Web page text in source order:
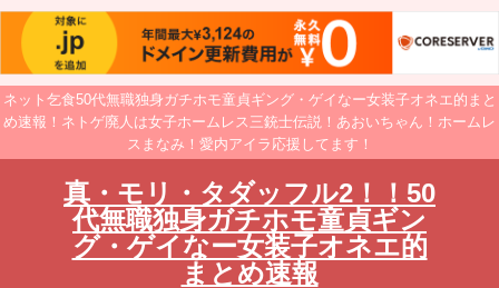
ネット乞食50代無職独身ガチホモ童貞ギング・ゲイなー女装子オネエ的まと
め速報！ネトゲ廃人は女子ホームレス三銃士伝説！あおいちゃん！ホームレ
スまなみ！愛内アイラ応援してます！
真・モリ・タダッフル2！！50
代無職独身ガチホモ童貞ギン
グ・ゲイなー女装子オネエ的
まとめ速報